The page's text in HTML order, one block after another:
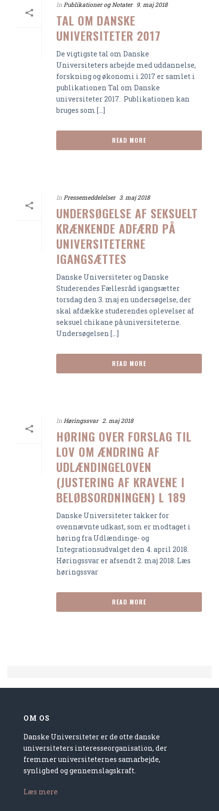
In Publikationer og Notater 9. maj 2018
TAL OM DANSKE
UNIVERSITETER 2017
De vigtigste tal om Danske
Universiteters arbejde med uddannelse,
forskning og økonomi i 2017 er samlet i
publikationen Tal om Danske
universiteter 2017. Publikationen kan
bruges som [...]
READ MORE
In Pressemeddelelser 3. maj 2018
UNDERSØGELSE AF SEKSUELT
KRÆNKENDE ADFÆRD PÅ
UNIVERSITETERNE
IGANGSÆTTES
Danske Universiteter og Danske
Studerendes Fællesråd igangsætter
torsdag den 3. maj en undersøgelse, der
skal afdække studerendes oplevelser af
seksuel chikane på universiteterne.
Undersøgelsen [...]
READ MORE
In Høringssvar 2. maj 2018
HØRING OVER FORSLAG TIL
LOV OM ÆNDRING AF
UDLÆNDINGELOVEN
(JUSTERING AF KRAVENE I
BELØBSORDNINGEN) L 189
Danske Universiteter takker for
ovennævnte udkast, som er modtaget i
høring fra Udlændinge- og
Integrationsudvalget den 4. april 2018.
Høringssvar er afsendt 2. maj 2018. Læs
høringssvar
READ MORE
OM OS
Danske Universiteter er de otte danske
universiteters interesseorganisation, der
fremmer universiteternes samarbejde,
synlighed og gennemslagskraft.
Læs mere